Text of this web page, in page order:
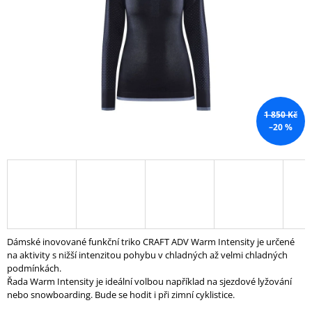
1 850 Kč
–20 %
Dámské inovované funkční triko CRAFT ADV Warm Intensity je určené
na aktivity s nižší intenzitou pohybu v chladných až velmi chladných
podmínkách.
Řada Warm Intensity je ideální volbou například na sjezdové lyžování
nebo snowboarding. Bude se hodit i při zimní cyklistice.
HLEDAT
O
P
O
R
U
Č